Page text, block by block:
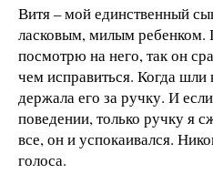
Витя – мой единственный
ласковым, милым
посмотрю на него, так он
чем исправиться. Когда шли
держала его за ручку. И
поведении, только ручку я
все, он и успокаивался.
голоса.